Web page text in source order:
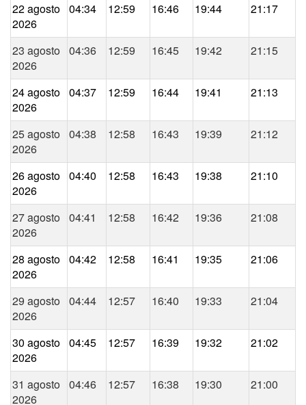
22 agosto
2026
04:34 12:59 16:46 19:44 21:17
23 agosto
2026
04:36 12:59 16:45 19:42 21:15
24 agosto
2026
04:37 12:59 16:44 19:41 21:13
25 agosto
2026
04:38 12:58 16:43 19:39 21:12
26 agosto
2026
04:40 12:58 16:43 19:38 21:10
27 agosto
2026
04:41 12:58 16:42 19:36 21:08
28 agosto
2026
04:42 12:58 16:41 19:35 21:06
29 agosto
2026
04:44 12:57 16:40 19:33 21:04
30 agosto
2026
04:45 12:57 16:39 19:32 21:02
31 agosto
2026
04:46 12:57 16:38 19:30 21:00